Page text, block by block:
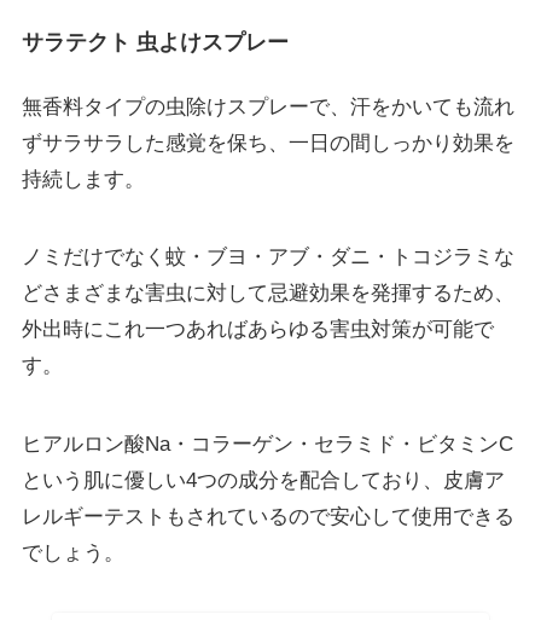
サラテクト 虫よけスプレー
無香料タイプの虫除けスプレーで、汗をかいても流れ
ずサラサラした感覚を保ち、一日の間しっかり効果を
持続します。
ノミだけでなく 蚊・ブヨ・アブ・ダニ・トコジラミな
どさまざまな害虫に対して忌避効果を発揮するため、
外出時にこれ一つあればあらゆる害虫対策が可能で
す。
ヒアルロン酸Na・コラーゲン・セラミド・ビタミンC
という肌に優しい4つの成分を配合しており、皮膚ア
レルギーテストもされているので安心して使用できる
でしょう。